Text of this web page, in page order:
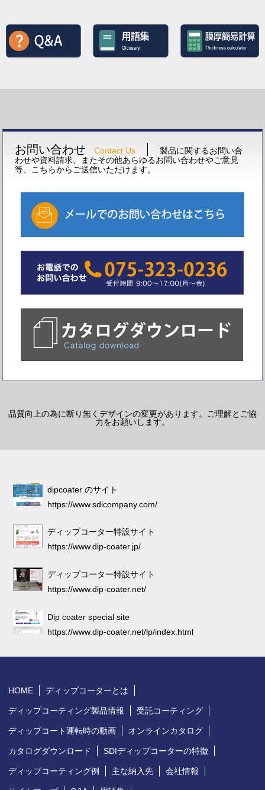
お問い合わせ Contact Us
製品に関するお問い合
わせや資料請求、またその他あらゆるお問い合わせやご意見
等、こちらからご送信いただけます。
品質向上の為に断り無くデザインの変更があります。ご理解とご協
力をお願いします。
dipcoater のサイト
https://www.sdicompany.com/
ディップコーター特設サイト
https://www.dip-coater.jp/
ディップコーター特設サイト
https://www.dip-coater.net/
Dip coater special site
https://www.dip-coater.net/lp/index.html
HOME ディップコーターとは
ディップコーティング製品情報 受託コーティング
ディップコート運転時の動画 オンラインカタログ
カタログダウンロード SDIディップコーターの特徴
ディップコーティング例 主な納入先 会社情報